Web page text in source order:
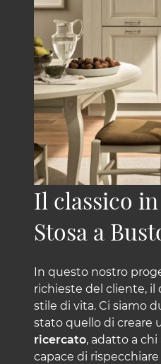
Il classico
Stosa a
In questo nostro
richieste del cliente, il
stile di vita. Ci siamo
stato quello di creare
ricercato, adatto a
capace di